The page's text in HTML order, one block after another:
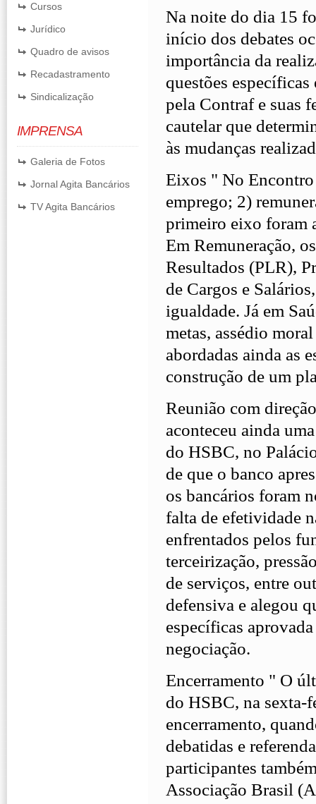
Cursos
Jurídico
Quadro de avisos
Recadastramento
Sindicalização
IMPRENSA
Galeria de Fotos
Jornal Agita Bancários
TV Agita Bancários
Na noite do dia 15
início dos debates
importância da
questões
pela Contraf e suas
cautelar que
às mudanças
Eixos " No Encontro
emprego; 2)
primeiro eixo foram
Em Remuneração,
Resultados (PLR),
de Cargos e
igualdade. Já em
metas, assédio
abordadas ainda as
construção de um
Reunião com
aconteceu ainda
do HSBC, no
de que o banco
os bancários foram
falta de efetividade
enfrentados pelos
terceirização,
de serviços, entre
defensiva e alegou
específicas
negociação.
Encerramento " O
do HSBC, na sexta-
encerramento,
debatidas e
participantes
Associação Brasil